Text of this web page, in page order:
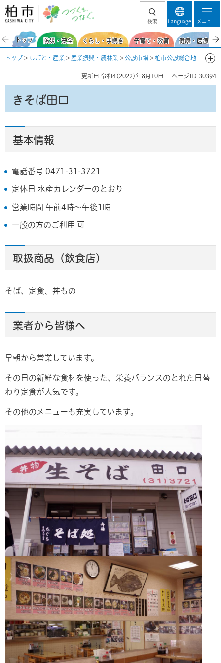
柏市 つづくを、
検索 Language メニュー
トップ 防災・安全 くらし・手続き 子育て・教育 健康・医療・
トップ > しごと・産業 > 産業振興・農林業 > 公設市場 > 柏市公設総合地
更新日 令和4(2022)年8月10日 ページID 30394
きそば田口
基本情報
電話番号 0471-31-3721
定休日 水産カレンダーのとおり
営業時間 午前4時～午後1時
一般の方のご利用 可
取扱商品（飲食店）
そば、定食、丼もの
業者から皆様へ
早朝から営業しています。
その日の新鮮な食材を使った、栄養バランスのとれた日替
わり定食が人気です。
その他のメニューも充実しています。